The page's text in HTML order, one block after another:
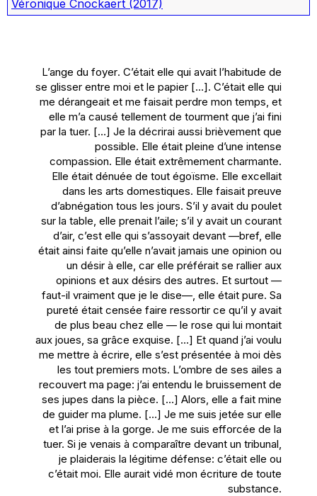
Véronique Cnockaert (2017)
L’ange du foyer. C’était elle qui avait l’habitude de
se glisser entre moi et le papier […]. C’était elle qui
me dérangeait et me faisait perdre mon temps, et
elle m’a causé tellement de tourment que j’ai fini
par la tuer. […] Je la décrirai aussi brièvement que
possible. Elle était pleine d’une intense
compassion. Elle était extrêmement charmante.
Elle était dénuée de tout égoïsme. Elle excellait
dans les arts domestiques. Elle faisait preuve
d’abnégation tous les jours. S’il y avait du poulet
sur la table, elle prenait l’aile; s’il y avait un courant
d’air, c’est elle qui s’assoyait devant —bref, elle
était ainsi faite qu’elle n’avait jamais une opinion ou
un désir à elle, car elle préférait se rallier aux
opinions et aux désirs des autres. Et surtout —
faut-il vraiment que je le dise—, elle était pure. Sa
pureté était censée faire ressortir ce qu’il y avait
de plus beau chez elle — le rose qui lui montait
aux joues, sa grâce exquise. […] Et quand j’ai voulu
me mettre à écrire, elle s’est présentée à moi dès
les tout premiers mots. L’ombre de ses ailes a
recouvert ma page: j’ai entendu le bruissement de
ses jupes dans la pièce. […] Alors, elle a fait mine
de guider ma plume. […] Je me suis jetée sur elle
et l’ai prise à la gorge. Je me suis efforcée de la
tuer. Si je venais à comparaître devant un tribunal,
je plaiderais la légitime défense: c’était elle ou
c’était moi. Elle aurait vidé mon écriture de toute
substance.